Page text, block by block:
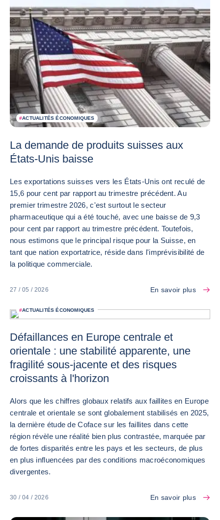
#ACTUALITÉS ÉCONOMIQUES
La demande de produits suisses aux
États-Unis baisse
Les exportations suisses vers les États-Unis ont reculé de
15,6 pour cent par rapport au trimestre précédent. Au
premier trimestre 2026, c'est surtout le secteur
pharmaceutique qui a été touché, avec une baisse de 9,3
pour cent par rapport au trimestre précédent. Toutefois,
nous estimons que le principal risque pour la Suisse, en
tant que nation exportatrice, réside dans l'imprévisibilité de
la politique commerciale.
27 / 05 / 2026 En savoir plus
#ACTUALITÉS ÉCONOMIQUES
Défaillances en Europe centrale et
orientale : une stabilité apparente, une
fragilité sous-jacente et des risques
croissants à l'horizon
Alors que les chiffres globaux relatifs aux faillites en Europe
centrale et orientale se sont globalement stabilisés en 2025,
la dernière étude de Coface sur les faillites dans cette
région révèle une réalité bien plus contrastée, marquée par
de fortes disparités entre les pays et les secteurs, de plus
en plus influencées par des conditions macroéconomiques
divergentes.
30 / 04 / 2026 En savoir plus